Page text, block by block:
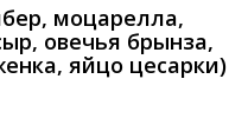
моцарелла,
овечья брынза,
яйцо цесарки)